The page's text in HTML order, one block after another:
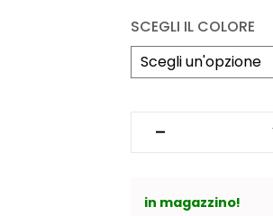
SCEGLI IL COLORE
in magazzino!